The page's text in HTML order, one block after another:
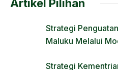
Artikel Pilihan
Strategi
Maluku Melalui
Strategi